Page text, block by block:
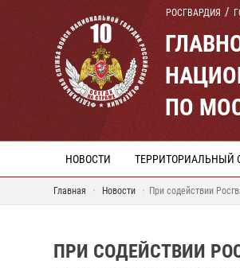
РОСГВАРДИЯ
ПО
НОВОСТИ ТЕРРИТОРИАЛЬНЫЙ
Главная Новости При содействии
ПРИ СОДЕЙСТВИИ